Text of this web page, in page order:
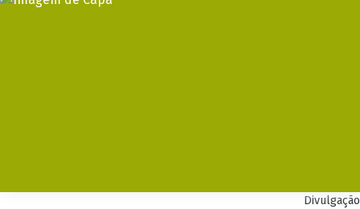
Divulgação